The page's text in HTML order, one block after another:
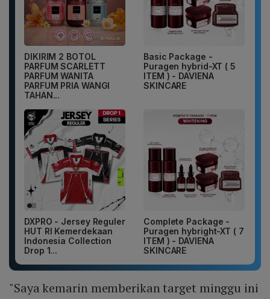
DIKIRIM 2 BOTOL
PARFUM SCARLETT
PARFUM WANITA
PARFUM PRIA WANGI
TAHAN...
Basic Package -
Puragen hybrid-XT ( 5
ITEM ) - DAVIENA
SKINCARE
DXPRO - Jersey Reguler
HUT RI Kemerdekaan
Indonesia Collection
Drop 1...
Complete Package -
Puragen hybright-XT ( 7
ITEM ) - DAVIENA
SKINCARE
"Saya kemarin memberikan target minggu ini